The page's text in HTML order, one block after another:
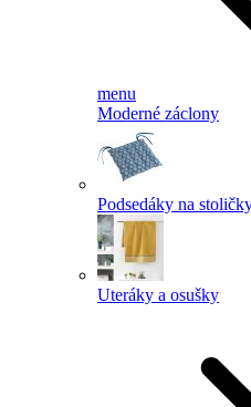
menu
Moderné záclony
Podsedáky na
Uteráky a osušky